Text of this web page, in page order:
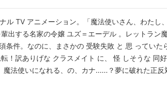
ル TV アニメーション。「魔法使いさん、わたし
出する名家の令嬢 ユズ＝エーデル 。レットラン
条件。なのに、まさかの 受験失敗 と 思 ってい
！訳ありげな クラスメイト に、 怪 しそうな
法使いになれる、の、カナ......？夢に破れた正